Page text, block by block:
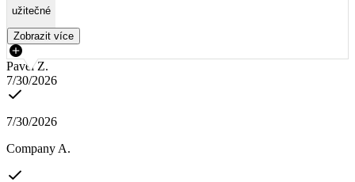
užitečné
Zobrazit více
Pavel Z.
7/30/2026
7/30/2026
Company A.